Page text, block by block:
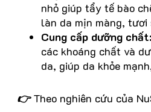
nhỏ giúp tẩy tế bào
làn da mịn màng, tươi
Cung cấp dưỡng chất:
các khoáng chất và
da, giúp da khỏe
👉Theo nghiên cứu của